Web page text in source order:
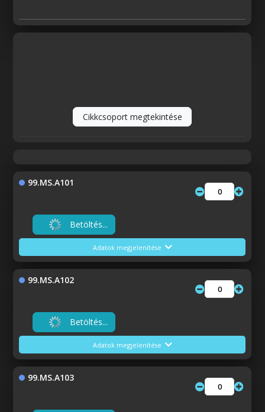
Cikkcsoport megtekintése
99.MS.A101
Betöltés...
Adatok megjelenítése
99.MS.A102
Betöltés...
Adatok megjelenítése
99.MS.A103